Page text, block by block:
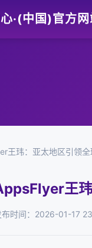
·(中国)官方网
王玮：亚太地区引领
王
布时间：2026-01-17